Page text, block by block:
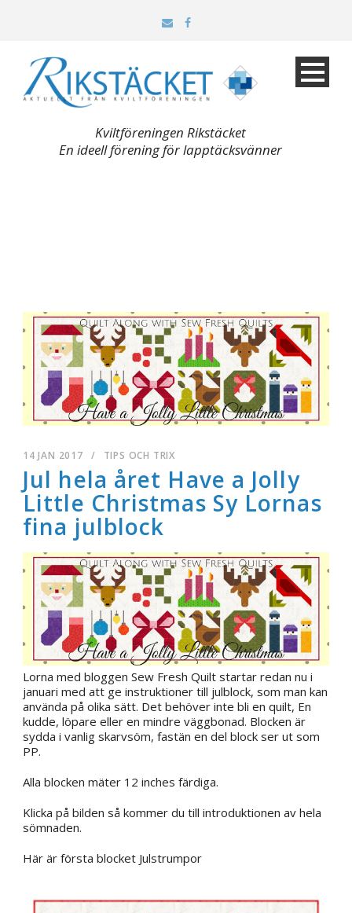
Kviltföreningen Rikstäcket
En ideell förening för lapptäcksvänner
14 JAN 2017 / TIPS OCH TRIX
Jul hela året Have a Jolly
Little Christmas Sy Lornas
fina julblock
Lorna med bloggen Sew Fresh Quilt startar redan nu i
januari med att ge instruktioner till julblock, som man kan
använda på olika sätt. Det behöver inte bli en quilt, En
kudde, löpare eller en mindre väggbonad. Blocken är
sydda i vanlig skarvsöm, fastän en del block ser ut som
PP.
Alla blocken mäter 12 inches färdiga.
Klicka på bilden så kommer du till introduktionen av hela
sömnaden.
Här är första blocket Julstrumpor